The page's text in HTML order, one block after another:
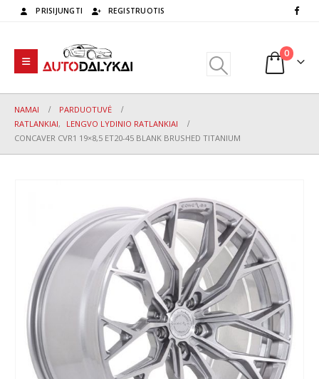
PRISIJUNGTI REGISTRUOTIS
0
NAMAI
PARDUOTUVĖ
RATLANKIAI,
LENGVO LYDINIO RATLANKIAI
CONCAVER CVR1 19×8,5 ET20-45 BLANK BRUSHED TITANIUM